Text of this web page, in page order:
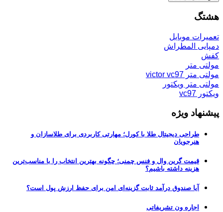
هشتگ
تعمیرات موبایل
دمپایی المطراش
کفش
مولتی متر
مولتی متر victor vc97
مولتی متر ویکتور
ویکتور vc97
پیشنهاد ویژه
طراحی دیجیتال طلا با کورل؛ مهارتی کاربردی برای طلاسازان و
هنرجویان
قیمت گرین وال و فنس چمنی؛ چگونه بهترین انتخاب را با مناسب‌ترین
هزینه داشته باشیم؟
آیا صندوق درآمد ثابت گزینه‌ای امن برای حفظ ارزش پول است؟
اجاره ون تشریفاتی